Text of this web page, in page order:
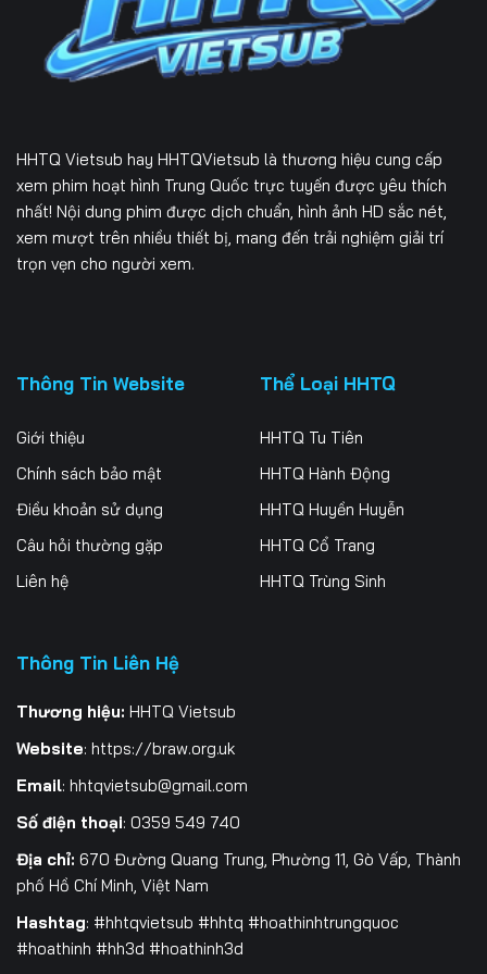
Tập 166 Tập 167 Tập 168
Tập 169
Tập 175 Tập 176 Tập 177
Tập 178 Tập 179 Tập 180
Tập 181
Tập 187 Tập 189
Tập 193 Tập 194 Tập 195
Tập 196 Tập 197 Tập 198
Tập 205
Tập 208 Tập 209
Tập 211 Tập 212
Tập 217 Tập 218 Tập 219
Tập 220 Tập 221
Tập 223 Tập 224
HHTQ Vietsub hay HHTQVietsub là thương hiệu cung cấp
xem phim hoạt hình Trung Quốc trực tuyến được yêu thích
nhất! Nội dung phim được dịch chuẩn, hình ảnh HD sắc nét,
xem mượt trên nhiều thiết bị, mang đến trải nghiệm giải trí
trọn vẹn cho người xem.
Thông Tin Website
Giới thiệu
Chính sách bảo mật
Điều khoản sử dụng
Câu hỏi thường gặp
Liên hệ
Thể Loại HHTQ
HHTQ Tu Tiên
HHTQ Hành Động
HHTQ Huyền Huyễn
HHTQ Cổ Trang
HHTQ Trùng Sinh
Thông Tin Liên Hệ
Thương hiệu: HHTQ Vietsub
Website: https://braw.org.uk
Email: hhtqvietsub@gmail.com
Số điện thoại: 0359 549 740
Địa chỉ: 670 Đường Quang Trung, Phường 11, Gò Vấp, Thành
phố Hồ Chí Minh, Việt Nam
Hashtag: #hhtqvietsub #hhtq #hoathinhtrungquoc
#hoathinh #hh3d #hoathinh3d